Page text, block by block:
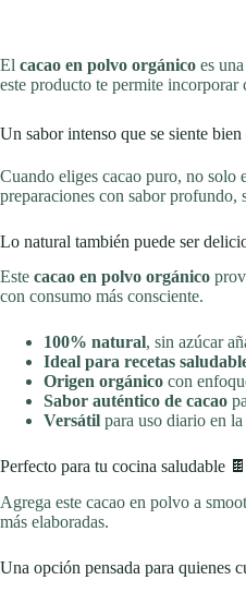
El cacao en polvo orgánico es
este producto te permite
Un sabor intenso que se siente
Cuando eliges cacao puro, no solo
preparaciones con sabor
Lo natural también puede ser
Este cacao en polvo orgánico
con consumo más consciente.
100% natural, sin azúcar
Ideal para recetas
Origen orgánico con
Sabor auténtico de cacao
Versátil para uso diario en
Perfecto para tu cocina saludable 🍫
Agrega este cacao en polvo a
más elaboradas.
Una opción pensada para quienes